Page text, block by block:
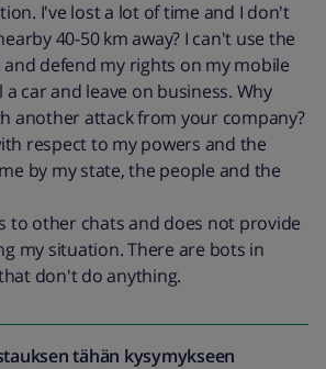
I've lost a lot of time and I don't
40-50 km away? I can't use the
defend my rights on my mobile
car and leave on business. Why
another attack from your company?
respect to my powers and the
by my state, the people and the
to other chats and does not provide
my situation. There are bots in
don't do anything.
tähän kysymykseen